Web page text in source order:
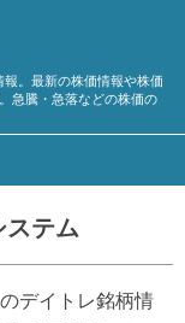
。最新の株価情報や株価
急騰・急落などの株価の
ステム
デイトレ銘柄情